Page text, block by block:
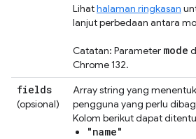
Lihathalaman ringkasan
lanjut perbedaan antara
Catatan: Parameter mode
Chrome 132.
fields
(opsional)
Array string yang
pengguna yang perlu
Kolom berikut dapat
"name"